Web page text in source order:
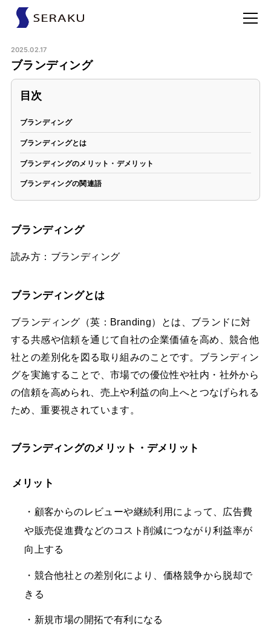
2025.02.17
ブランディング
目次
ブランディング
ブランディングとは
ブランディングのメリット・デメリット
ブランディングの関連語
ブランディング
読み方：ブランディング
ブランディングとは
ブランディング（英：Branding）とは、ブランドに対
する共感や信頼を通じて自社の企業価値を高め、競合他
社との差別化を図る取り組みのことです。ブランディン
グを実施することで、市場での優位性や社内・社外から
の信頼を高められ、売上や利益の向上へとつなげられる
ため、重要視されています。
ブランディングのメリット・デメリット
メリット
・顧客からのレビューや継続利用によって、広告費
や販売促進費などのコスト削減につながり利益率が
向上する
・競合他社との差別化により、価格競争から脱却で
きる
・新規市場の開拓で有利になる